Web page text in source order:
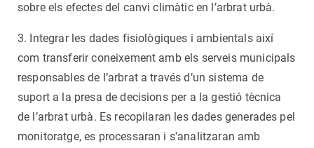
sobre els efectes del canvi climàtic en l’arbrat urbà.
3. Integrar les dades fisiològiques i ambientals així
com transferir coneixement amb els serveis municipals
responsables de l’arbrat a través d’un sistema de
suport a la presa de decisions per a la gestió tècnica
de l’arbrat urbà. Es recopilaran les dades generades pel
monitoratge, es processaran i s'analitzaran amb